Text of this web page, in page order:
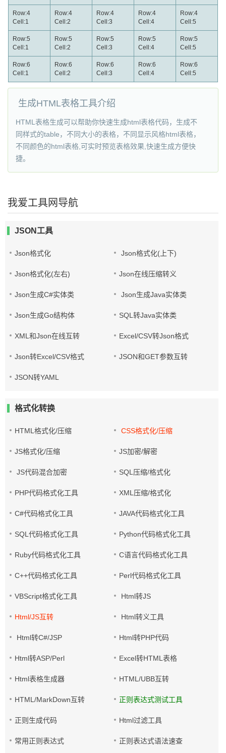
Row:4
Cell:1
Row:4
Cell:2
Row:4
Cell:3
Row:4
Cell:4
Row:4
Cell:5
Row:5
Cell:1
Row:5
Cell:2
Row:5
Cell:3
Row:5
Cell:4
Row:5
Cell:5
Row:6
Cell:1
Row:6
Cell:2
Row:6
Cell:3
Row:6
Cell:4
Row:6
Cell:5
生成HTML表格工具介绍
HTML表格生成可以帮助你快速生成html表格代码，生成不
同样式的table，不同大小的表格，不同显示风格html表格，
不同颜色的html表格,可实时预览表格效果,快速生成方便快
捷。
我爱工具网导航
JSON工具
Json格式化 Json格式化(上下)
Json格式化(左右) Json在线压缩转义
Json生成C#实体类 Json生成Java实体类
Json生成Go结构体 SQL转Java实体类
XML和Json在线互转 Excel/CSV转Json格式
Json转Excel/CSV格式 JSON和GET参数互转
JSON转YAML
格式化转换
HTML格式化/压缩 CSS格式化/压缩
JS格式化/压缩 JS加密/解密
JS代码混合加密 SQL压缩/格式化
PHP代码格式化工具 XML压缩/格式化
C#代码格式化工具 JAVA代码格式化工具
SQL代码格式化工具 Python代码格式化工具
Ruby代码格式化工具 C语言代码格式化工具
C++代码格式化工具 Perl代码格式化工具
VBScript格式化工具 Html转JS
Html/JS互转 Html转义工具
Html转C#/JSP Html转PHP代码
Html转ASP/Perl Excel转HTML表格
Html表格生成器 HTML/UBB互转
HTML/MarkDown互转 正则表达式测试工具
正则生成代码 Html过滤工具
常用正则表达式 正则表达式语法速查